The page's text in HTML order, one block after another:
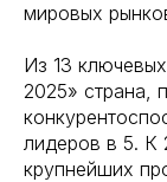
мировых
Из 13
2025» страна,
лидеров в 5. К
крупнейших